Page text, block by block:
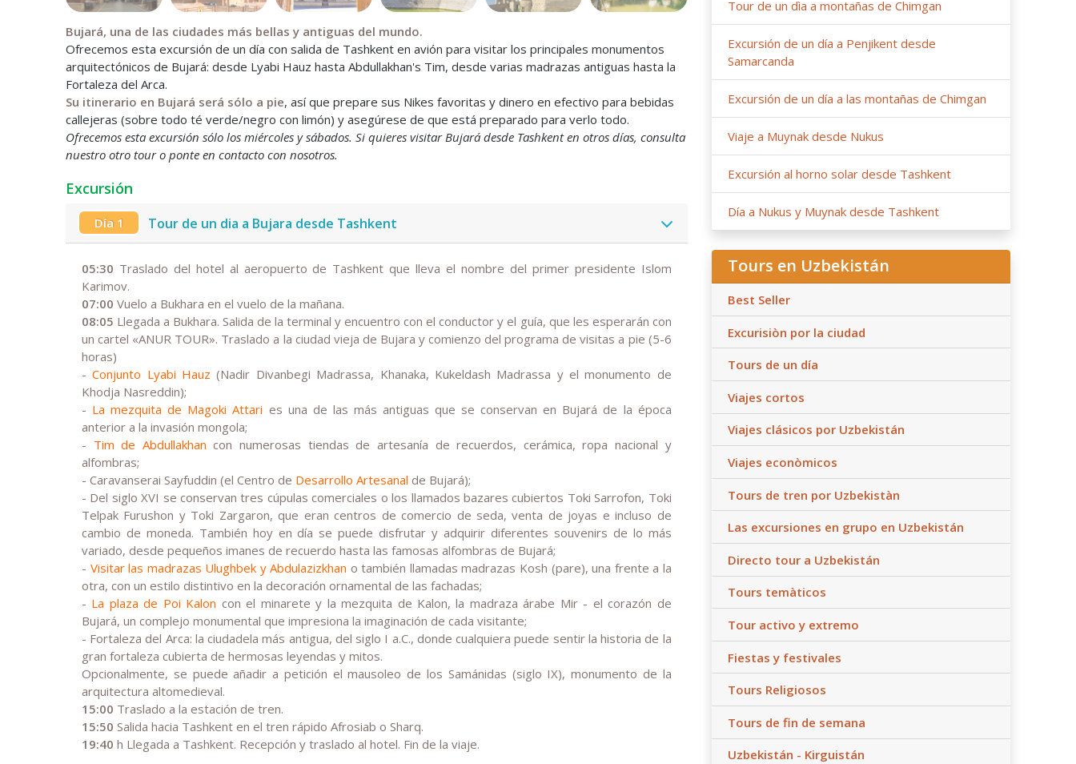
Bujará, una de las ciudades más bellas y antiguas del mundo.
Ofrecemos esta excursión de un día con salida de Tashkent en avión para visitar los principales monumentos
arquitectónicos de Bujará: desde Lyabi Hauz hasta Abdullakhan's Tim, desde varias madrazas antiguas hasta la
Fortaleza del Arca.
Su itinerario en Bujará será sólo a pie, así que prepare sus Nikes favoritas y dinero en efectivo para bebidas
callejeras (sobre todo té verde/negro con limón) y asegúrese de que está preparado para verlo todo.
Ofrecemos esta excursión sólo los miércoles y sábados. Si quieres visitar Bujará desde Tashkent en otros días, consulta
nuestro otro tour o ponte en contacto con nosotros.
Excursión
Día 1 Tour de un dia a Bujara desde Tashkent
05:30 Traslado del hotel al aeropuerto de Tashkent que lleva el nombre del primer presidente Islom
Karimov.
07:00 Vuelo a Bukhara en el vuelo de la mañana.
08:05 Llegada a Bukhara. Salida de la terminal y encuentro con el conductor y el guía, que les esperarán con
un cartel «ANUR TOUR». Traslado a la ciudad vieja de Bujara y comienzo del programa de visitas a pie (5-6
horas)
-Conjunto Lyabi Hauz (Nadir Divanbegi Madrassa, Khanaka, Kukeldash Madrassa y el monumento de
Khodja Nasreddin);
- La mezquita de Magoki Attari es una de las más antiguas que se conservan en Bujará de la época
anterior a la invasión mongola;
- Tim de Abdullakhan con numerosas tiendas de artesanía de recuerdos, cerámica, ropa nacional y
alfombras;
- Caravanserai Sayfuddin (el Centro de Desarrollo Artesanal de Bujará);
- Del siglo XVI se conservan tres cúpulas comerciales o los llamados bazares cubiertos Toki Sarrofon, Toki
Telpak Furushon y Toki Zargaron, que eran centros de comercio de seda, venta de joyas e incluso de
cambio de moneda. También hoy en día se puede disfrutar y adquirir diferentes souvenirs de lo más
variado, desde pequeños imanes de recuerdo hasta las famosas alfombras de Bujará;
- Visitar las madrazas Ulughbek y Abdulazizkhan o también llamadas madrazas Kosh (pare), una frente a la
otra, con un estilo distintivo en la decoración ornamental de las fachadas;
- La plaza de Poi Kalon con el minarete y la mezquita de Kalon, la madraza árabe Mir - el corazón de
Bujará, un complejo monumental que impresiona la imaginación de cada visitante;
- Fortaleza del Arca: la ciudadela más antigua, del siglo I a.C., donde cualquiera puede sentir la historia de la
gran fortaleza cubierta de hermosas leyendas y mitos.
Opcionalmente, se puede añadir a petición el mausoleo de los Samánidas (siglo IX), monumento de la
arquitectura altomedieval.
15:00 Traslado a la estación de tren.
15:50 Salida hacia Tashkent en el tren rápido Afrosiab o Sharq.
19:40 h Llegada a Tashkent. Recepción y traslado al hotel. Fin de la viaje.
Tour de un dìa a montañas de Chimgan
Excursión de un día a Penjikent desde
Samarcanda
Excursión de un día a las montañas de Chimgan
Viaje a Muynak desde Nukus
Excursión al horno solar desde Tashkent
Día a Nukus y Muynak desde Tashkent
Tours en Uzbekistán
Best Seller
Excurisiòn por la ciudad
Tours de un día
Viajes cortos
Viajes clásicos por Uzbekistán
Viajes econòmicos
Tours de tren por Uzbekistàn
Las excursiones en grupo en Uzbekistán
Directo tour a Uzbekistán
Tours temàticos
Tour activo y extremo
Fiestas y festivales
Tours Religiosos
Tours de fin de semana
Uzbekistán - Kirguistán